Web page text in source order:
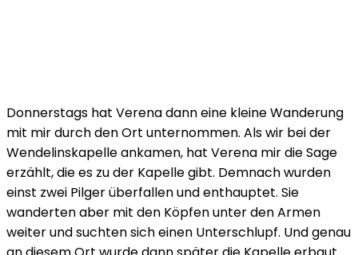
Donnerstags hat Verena dann eine kleine Wanderung
mit mir durch den Ort unternommen. Als wir bei der
Wendelinskapelle ankamen, hat Verena mir die Sage
erzählt, die es zu der Kapelle gibt. Demnach wurden
einst zwei Pilger überfallen und enthauptet. Sie
wanderten aber mit den Köpfen unter den Armen
weiter und suchten sich einen Unterschlupf. Und genau